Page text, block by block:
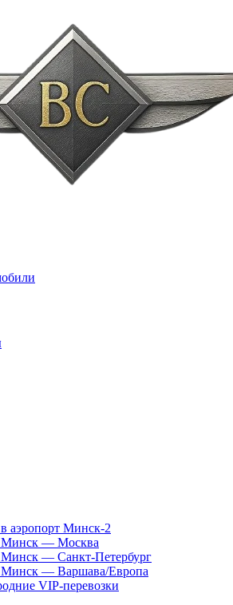
аэропорт Минск-2
Минск — Москва
Минск — Санкт-Петербург
Минск — Варшава/Европа
VIP-перевозки